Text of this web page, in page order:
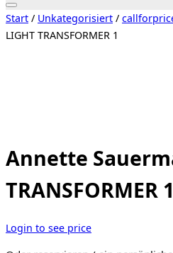
Seitenleiste
&
Navigation
Start / Unkategorisiert /
LIGHT TRANSFORMER 1
Annette
TRANSFORMER 1
Login to see price